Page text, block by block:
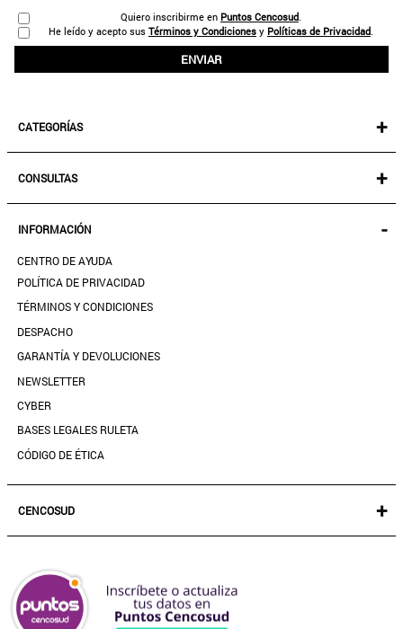
Quiero inscribirme en Puntos Cencosud.
He leído y acepto sus Términos y Condiciones y Políticas de Privacidad.
ENVIAR
CATEGORÍAS +
MUJER
ACCESORIOS
CALZADO
SALE
CONSULTAS +
SEGUIR MI PEDIDO
DESCARGA TU BOLETA AQUÍ
MIS FAVORITOS
GUÍA DE TALLAS
CONTACTANOS
TIENDAS
PREGUNTAS FRECUENTES
INFORMACIÓN -
CENTRO DE AYUDA
POLÍTICA DE PRIVACIDAD
TÉRMINOS Y CONDICIONES
DESPACHO
GARANTÍA Y DEVOLUCIONES
NEWSLETTER
CYBER
BASES LEGALES RULETA
CÓDIGO DE ÉTICA
CENCOSUD +
SEGURO CENCOSUD
VENTA EMPRESA
PARIS